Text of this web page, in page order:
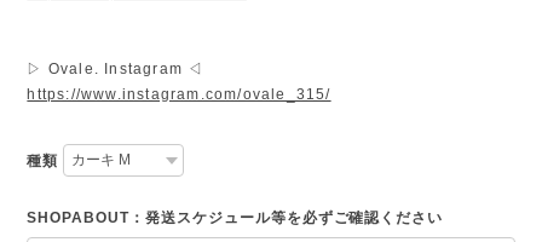
▷ Ovale. Instagram ◁
https://www.instagram.com/ovale_315/
種類
SHOPABOUT：発送スケジュール等を必ずご確認ください